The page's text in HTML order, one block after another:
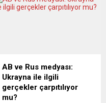
AB ve Rus medyası:
Ukrayna ile ilgili
gerçekler çarpıtılıyor
mu?